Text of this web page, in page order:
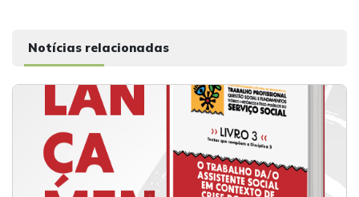
Notícias relacionadas